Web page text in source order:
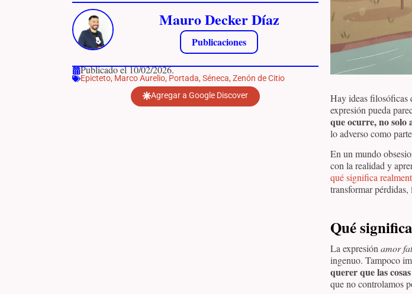
Mauro Decker Díaz
Publicaciones
Publicado el 10/02/2026.
Epicteto, Marco Aurelio, Portada, Séneca, Zenón de Citio
Agregar a Google Discover
Hay ideas filosóficas
expresión pueda
que ocurre, no solo
lo adverso como
En un mundo
con la realidad y
qué significa
transformar
Qué
La expresiónamor
ingenuo. Tampoco
querer que las
que no controlamos